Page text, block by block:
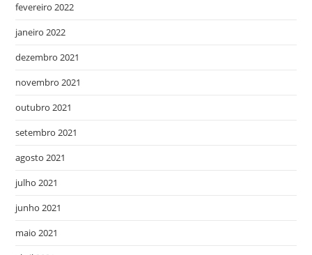
fevereiro 2022
janeiro 2022
dezembro 2021
novembro 2021
outubro 2021
setembro 2021
agosto 2021
julho 2021
junho 2021
maio 2021